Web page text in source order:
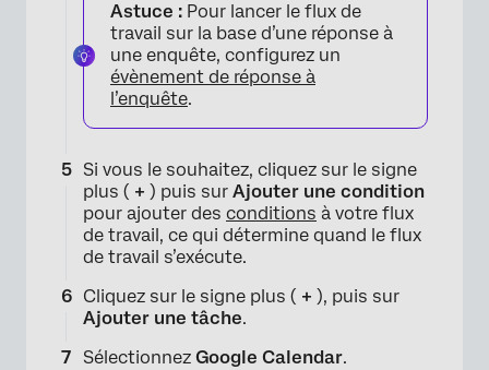
Astuce : Pour lancer le flux de
travail sur la base d’une réponse à
une enquête, configurez un
évènement de réponse à
l’enquête.
Si vous le souhaitez, cliquez sur le signe
plus ( + ) puis sur Ajouter une condition
pour ajouter des conditions à votre flux
de travail, ce qui détermine quand le flux
de travail s’exécute.
Cliquez sur le signe plus ( + ), puis sur
Ajouter une tâche.
Sélectionnez Google Calendar.